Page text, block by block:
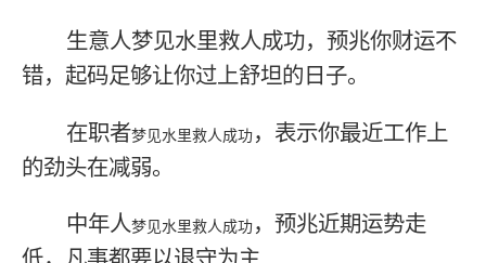
生意人梦见水里救人成功，预兆你财运不
错，起码足够让你过上舒坦的日子。
在职者梦见水里救人成功，表示你最近工作上
的劲头在减弱。
中年人梦见水里救人成功，预兆近期运势走